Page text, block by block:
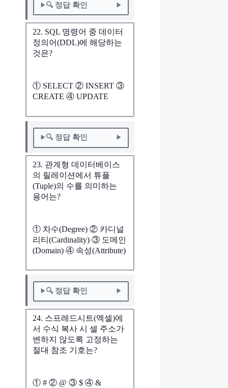
🔍 정답 확인
22. SQL 명령어 중 데이터
정의어(DDL)에 해당하는
것은?
① SELECT ② INSERT ③
CREATE ④ UPDATE
🔍 정답 확인
23. 관계형 데이터베이스
의 릴레이션에서 튜플
(Tuple)의 수를 의미하는
용어는?
① 차수(Degree) ② 카디널
리티(Cardinality) ③ 도메인
(Domain) ④ 속성(Attribute)
🔍 정답 확인
24. 스프레드시트(엑셀)에
서 수식 복사 시 셀 주소가
변하지 않도록 고정하는
절대 참조 기호는?
① # ② @ ③ $ ④ &